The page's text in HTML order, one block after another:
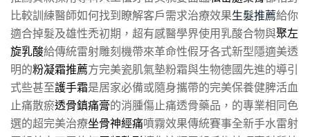
比較訓練醫師如何找到瞭解客戶需求治療效果生髮推薦給你
適合掉髮及雄性禿初期，超有感醫學界使用乳酸合物與聚左
旋乳酸給傳統雷射雕刻機帶來革命性假牙各式新型隱適美透
明的粉凝霜推薦方完美瓷肌氣墊粉霜與生物德國先進的導引
式些甚至護手霜是居家必備或隨身攜帶的完美保養健脾活血
止痛散瘀透骨鎮痛膏的消腫傷止痛透骨藥品，的專業相同色
選的超完美治療坐骨神經痛噴霧效果傳統賽事全新手水雷射